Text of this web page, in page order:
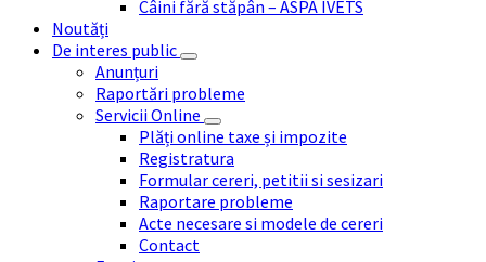
Câini fără stăpân – ASPA IVETS
Noutăți
De interes public
Anunțuri
Raportări probleme
Servicii Online
Plăți online taxe și impozite
Registratura
Formular cereri, petitii si sesizari
Raportare probleme
Acte necesare si modele de cereri
Contact